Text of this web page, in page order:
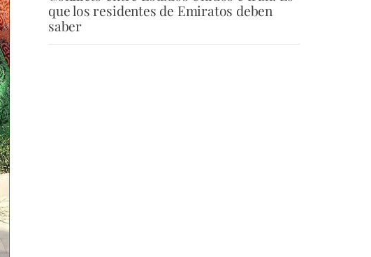
que los residentes de Emiratos deben
saber